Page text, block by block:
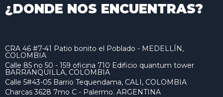
¿DONDE NOS ENCUENTRAS?
CRA 46 #7-41 Patio bonito el Poblado - MEDELLÍN,
COLOMBIA
Calle 85 no 50 - 159 oficina 710 Edificio quantum tower
BARRANQUILLA, COLOMBIA
Calle 5#43-05 Barrio Tequendama, CALI, COLOMBIA
Charcas 3628 7mo C - Palermo. ARGENTINA